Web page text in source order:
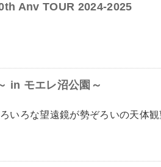
Anv TOUR 2024-2025
in モエレ沼公園～
いろな望遠鏡が勢ぞろいの天体